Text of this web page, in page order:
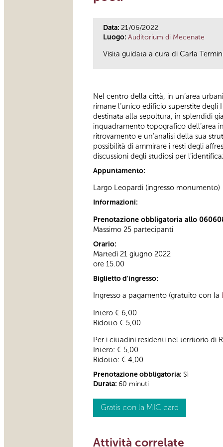
Data: 21/06/2022
Luogo: Auditorium di Mecenate
Visita guidata a cura di Carla
Nel centro della città, in un’area
rimane l’unico edificio superstite
destinata alla sepoltura, in splendidi
inquadramento topografico dell’area
ritrovamento e un’analisi della sua
possibilità di ammirare i resti degli
discussioni degli studiosi per
Appuntamento:
Largo Leopardi (ingresso monumento)
Informazioni:
Prenotazione obbligatoria allo
Massimo 25 partecipanti
Orario:
Martedì 21 giugno 2022
ore 15.00
Biglietto d'ingresso:
Ingresso a pagamento (gratuito con la
Intero € 6,00
Ridotto € 5,00
Per i cittadini residenti nel territorio di
Intero: € 5,00
Ridotto: € 4,00
Prenotazione obbligatoria: Sì
Durata: 60 minuti
Gratis con la MIC card
Attività correlate